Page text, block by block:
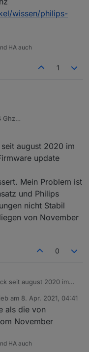
habt.
PA Zigbee
WLAN auf welchen
Nachbarnnachbar
was hat das WLAN-
wissen/philips-
HA auch
1
Ghz
august 2020 im
update
Mein Problem ist
und Philips
nicht Stabil
von November
0
seit august 2020 im
Mein Problem ist
und Philips
am 8. Apr. 2021, 04:41
editiert von
als die von
November
HA auch